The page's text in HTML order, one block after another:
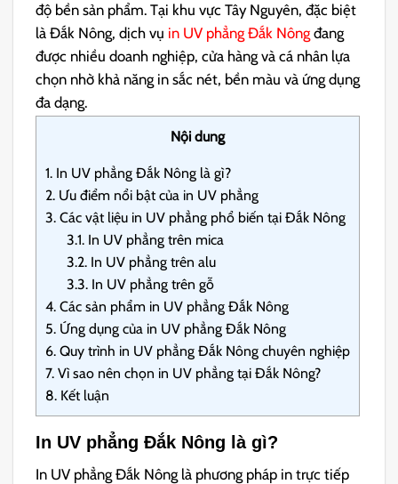
độ bền sản phẩm. Tại khu vực Tây Nguyên, đặc biệt
là Đắk Nông, dịch vụ in UV phẳng Đắk Nông đang
được nhiều doanh nghiệp, cửa hàng và cá nhân lựa
chọn nhờ khả năng in sắc nét, bền màu và ứng dụng
đa dạng.
Nội dung
1. In UV phẳng Đắk Nông là gì?
2. Ưu điểm nổi bật của in UV phẳng
3. Các vật liệu in UV phẳng phổ biến tại Đắk Nông
3.1. In UV phẳng trên mica
3.2. In UV phẳng trên alu
3.3. In UV phẳng trên gỗ
4. Các sản phẩm in UV phẳng Đắk Nông
5. Ứng dụng của in UV phẳng Đắk Nông
6. Quy trình in UV phẳng Đắk Nông chuyên nghiệp
7. Vì sao nên chọn in UV phẳng tại Đắk Nông?
8. Kết luận
In UV phẳng Đắk Nông là gì?
In UV phẳng Đắk Nông là phương pháp in trực tiếp